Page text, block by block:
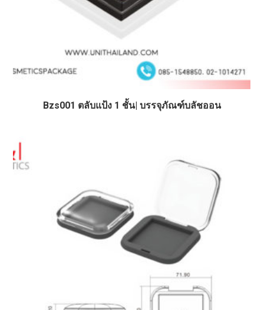
Bzs001 ตลับแป้ง 1 ชั้น| บรรจุภัณฑ์บลัชออน